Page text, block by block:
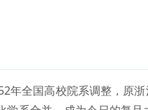
年全国高校院系调整，原